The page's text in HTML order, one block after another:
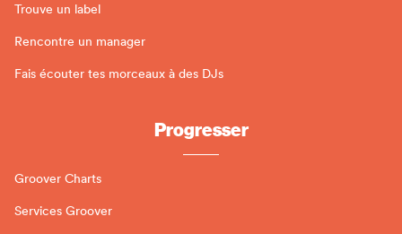
Trouve un label
Rencontre un manager
Fais écouter tes morceaux à des DJs
Progresser
Groover Charts
Services Groover